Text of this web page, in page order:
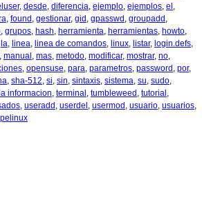
, desde diferencia ejemplo ejemplos el
found gestionar, gid gpasswd groupadd
grupos hash herramienta herramientas howto
la linea linea de comandos linux listar, login.defs
manual mas metodo modificar, mostrar, no
opensuse para parametros password por,
sha-512 si sin sintaxis sistema su sudo
informacion terminal tumbleweed tutorial
useradd userdel usermod usuario usuarios